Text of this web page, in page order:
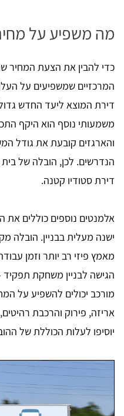
מה משפיע על
כדי להבין את הצעת המחיר
המרכזיים שמשפיעים על
דירת המוצא ליעד החדש
משמעותי נוסף הוא היקף
והארגזים קובעת את גודל
הנדרשים. לכן, הובלה של
דירת סטודיו קטנה.
אלמנטים נוספים כוללים
ישנה מעלית בבניין. הובלה
מאמץ פיזי רב יותר וזמן
הגישה לבניין משחקת תפקיד
מורכב יכולים להשפיע על
אריזה, פירוק והרכבת
יוסיפו לעלות הכוללת של